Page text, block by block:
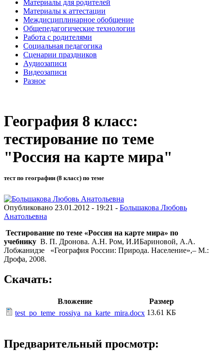
Материалы для родителей
Материалы к аттестации
Междисциплинарное обобщение
Общепедагогические технологии
Работа с родителями
Социальная педагогика
Сценарии праздников
Аудиозаписи
Видеозаписи
Разное
География 8 класс:
тестирование по теме
"Россия на карте мира"
тест по географии (8 класс) по теме
Опубликовано 23.01.2012 - 19:21 - Большакова Любовь
Анатольевна
Тестирование по теме «Россия на карте мира» по
учебнику В. П. Дронова. А.Н. Ром, И.ИБариновой, А.А.
Лобжанидзе «География России: Природа. Население»,– М.:
Дрофа, 2008.
Скачать:
Вложение
Размер
test_po_teme_rossiya_na_karte_mira.docx 13.61 КБ
Предварительный просмотр: